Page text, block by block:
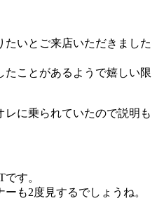
いとご来店いただきました
たことがあるようで嬉しい限
レに乗られていたので説明も
す。
も2度見するでしょうね。